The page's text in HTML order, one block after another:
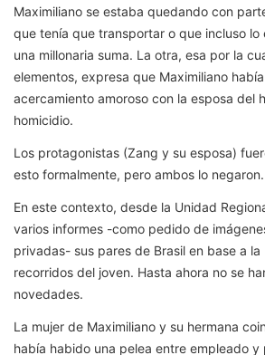
Maximiliano se estaba quedando con
que tenía que transportar o que incluso lo
una millonaria suma. La otra, esa por la
elementos, expresa que Maximiliano
acercamiento amoroso con la esposa del
homicidio.
Los protagonistas (Zang y su esposa)
esto formalmente, pero ambos lo negaron.
En este contexto, desde la Unidad
varios informes -como pedido de
privadas- sus pares de Brasil en base a
recorridos del joven. Hasta ahora no se
novedades.
La mujer de Maximiliano y su hermana
había habido una pelea entre empleado